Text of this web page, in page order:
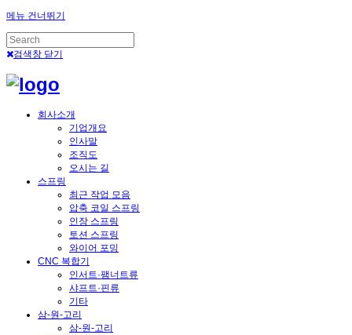
메뉴 건너뛰기
검색창 닫기
회사소개
기업개요
인사말
조직도
오시는 길
스프링
최근 작업 모음
압축 코일 스프링
인장 스프링
토션 스프링
와이어 포밍
CNC 복합기
인서트·팸너트류
샤프트·핀류
기타
삼-원-고리
삼-원-고리